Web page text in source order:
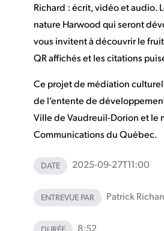
Richard : écrit, vidéo et audio.
nature Harwood qui seront
vous invitent à découvrir le
QR affichés et les citations
Ce projet de médiation
de l’entente de
Ville de Vaudreuil-Dorion et le
Communications du Québec.
DATE 2025-09-27T11:00
ENTREVUE PAR Patrick
DURÉE 8:52